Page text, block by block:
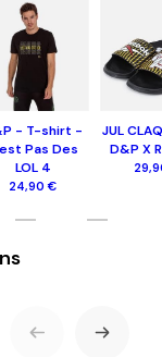
- T-shirt -
Pas Des
LOL 4
24,90 €
JUL
D&P X